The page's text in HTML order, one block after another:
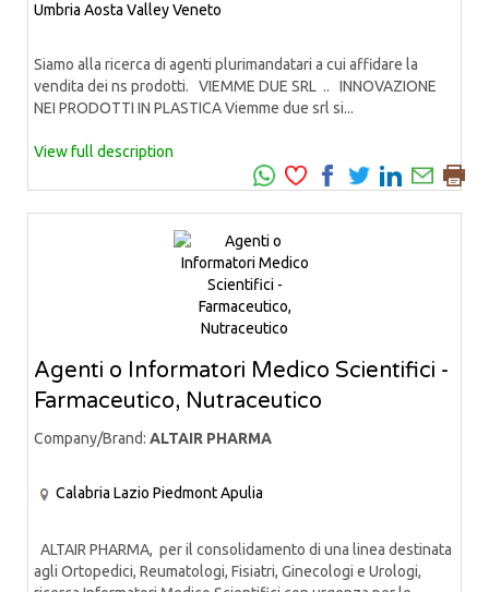
Umbria Aosta ValleyVeneto
Siamo alla ricerca di agenti plurimandatari a cui affidare la
vendita dei ns prodotti. VIEMME DUE SRL .. INNOVAZIONE
NEI PRODOTTI IN PLASTICA Viemme due srl si...
View full description
Agenti o Informatori Medico Scientifici -
Farmaceutico, Nutraceutico
Company/Brand: ALTAIR PHARMA
Calabria Lazio PiedmontApulia
ALTAIR PHARMA, per il consolidamento di una linea destinata
agli Ortopedici, Reumatologi, Fisiatri, Ginecologi e Urologi,